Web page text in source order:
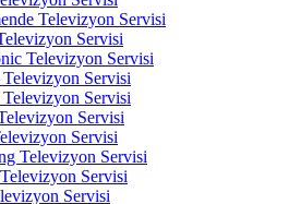
Televizyon Servisi
Servisi
Televizyon Servisi
Servisi
Servisi
Servisi
Servisi
Televizyon Servisi
Servisi
Servisi